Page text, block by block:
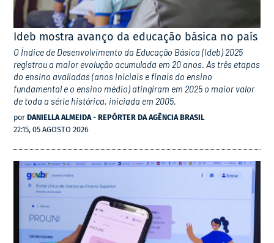
Ideb mostra avanço da educação básica no país
O Índice de Desenvolvimento da Educação Básica (Ideb) 2025
registrou a maior evolução acumulada em 20 anos. As três etapas
do ensino avaliadas (anos iniciais e finais do ensino
fundamental e o ensino médio) atingiram em 2025 o maior valor
de toda a série histórica, iniciada em 2005.
por DANIELLA ALMEIDA - REPÓRTER DA AGÊNCIA BRASIL
22:15, 05 AGOSTO 2026